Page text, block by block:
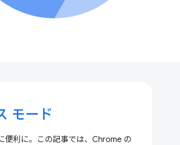
モード
便利に。この記事では、Chrome の